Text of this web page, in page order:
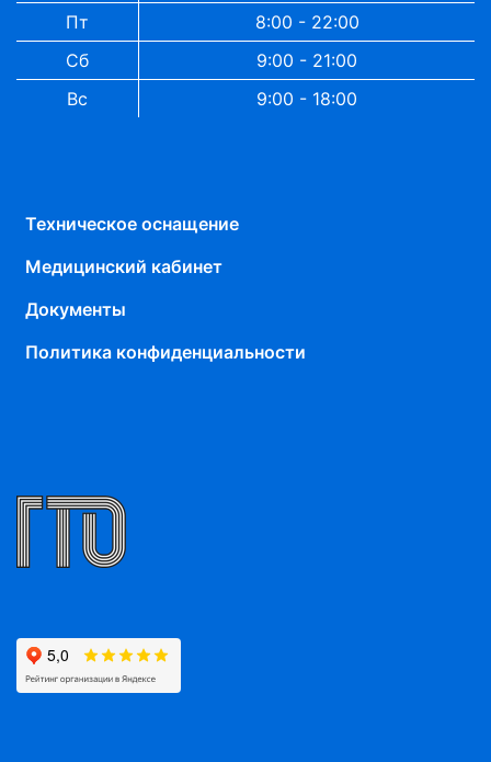
Пт
8:00 - 22:00
Сб
9:00 - 21:00
Вс
9:00 - 18:00
Техническое оснащение
Медицинский кабинет
Документы
Политика конфиденциальности